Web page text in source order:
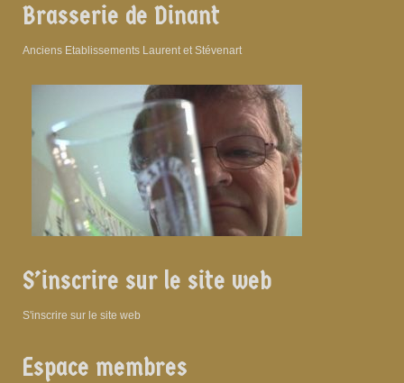
Brasserie de Dinant
Anciens Etablissements Laurent et Stévenart
S’inscrire sur le site web
S'inscrire sur le site web
Espace membres